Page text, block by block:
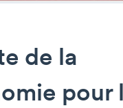
de la
pour